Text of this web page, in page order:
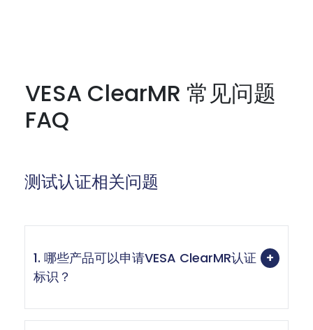
VESA ClearMR 常见问题
FAQ
测试认证相关问题
1. 哪些产品可以申请VESA ClearMR认证
标识？